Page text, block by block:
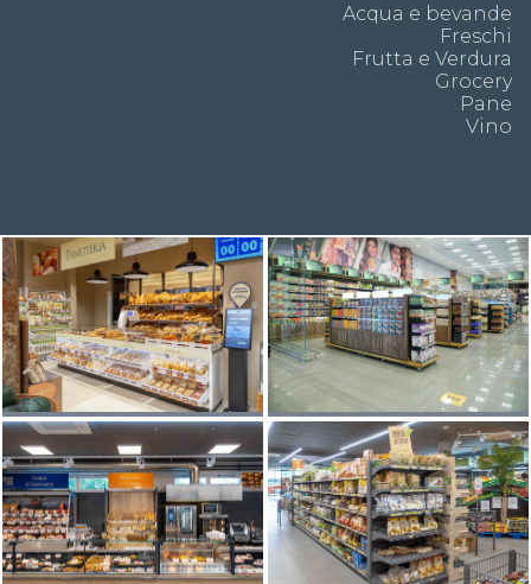
Acqua e bevande
Freschi
Frutta e Verdura
Grocery
Pane
Vino